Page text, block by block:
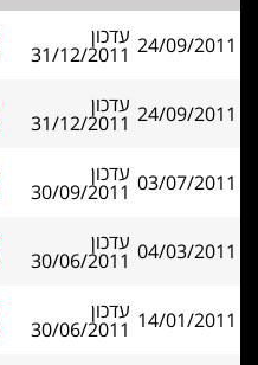
24/09/2011 עדכון
31/12/2011
24/09/2011 עדכון
31/12/2011
03/07/2011 עדכון
30/09/2011
04/03/2011 עדכון
30/06/2011
14/01/2011 עדכון
30/06/2011